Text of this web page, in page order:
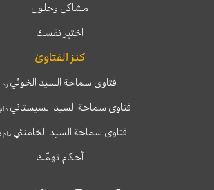
مشاكل وحلول
اختبر نفسك
كنز الفتاوىٰ
فتاوى سماحة السيد الخوئيره
فتاوى سماحة السيد السيستاني
فتاوى سماحة السيد الخامنئي دام
أحكام تهمّك
a